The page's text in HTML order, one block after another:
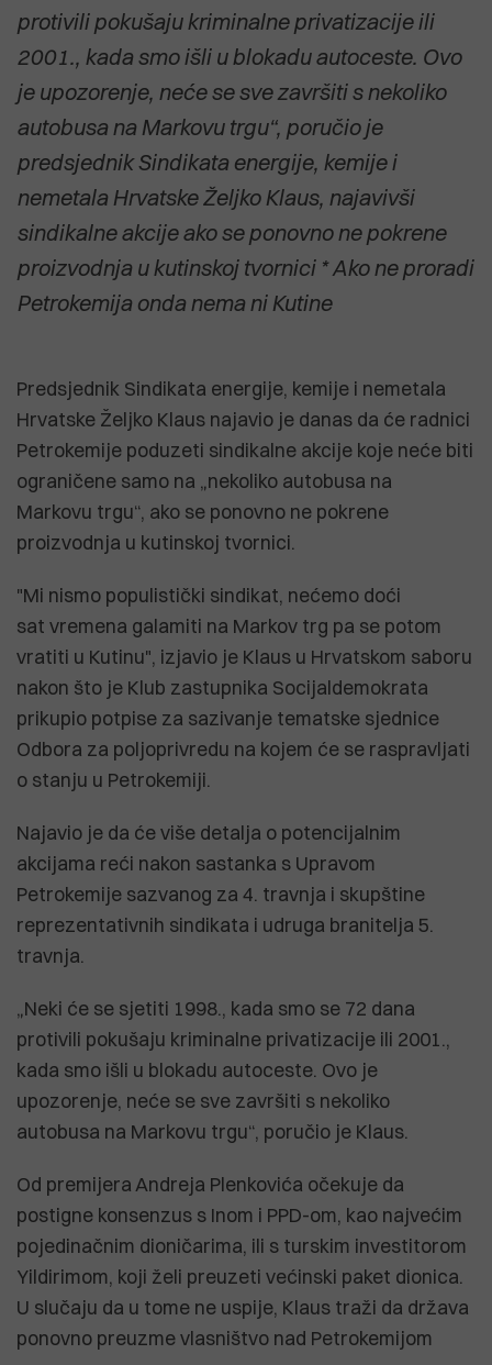
protivili pokušaju kriminalne privatizacije ili
2001., kada smo išli u blokadu autoceste. Ovo
je upozorenje, neće se sve završiti s nekoliko
autobusa na Markovu trgu“, poručio je
predsjednik Sindikata energije, kemije i
nemetala Hrvatske Željko Klaus, najavivši
sindikalne akcije ako se ponovno ne pokrene
proizvodnja u kutinskoj tvornici * Ako ne proradi
Petrokemija onda nema ni Kutine
Predsjednik Sindikata energije, kemije i nemetala
Hrvatske Željko Klaus najavio je danas da će radnici
Petrokemije poduzeti sindikalne akcije koje neće biti
ograničene samo na „nekoliko autobusa na
Markovu trgu“, ako se ponovno ne pokrene
proizvodnja u kutinskoj tvornici.
"Mi nismo populistički sindikat, nećemo doći
sat vremena galamiti na Markov trg pa se potom
vratiti u Kutinu", izjavio je Klaus u Hrvatskom saboru
nakon što je Klub zastupnika Socijaldemokrata
prikupio potpise za sazivanje tematske sjednice
Odbora za poljoprivredu na kojem će se raspravljati
o stanju u Petrokemiji.
Najavio je da će više detalja o potencijalnim
akcijama reći nakon sastanka s Upravom
Petrokemije sazvanog za 4. travnja i skupštine
reprezentativnih sindikata i udruga branitelja 5.
travnja.
„Neki će se sjetiti 1998., kada smo se 72 dana
protivili pokušaju kriminalne privatizacije ili 2001.,
kada smo išli u blokadu autoceste. Ovo je
upozorenje, neće se sve završiti s nekoliko
autobusa na Markovu trgu“, poručio je Klaus.
Od premijera Andreja Plenkovića očekuje da
postigne konsenzus s Inom i PPD-om, kao najvećim
pojedinačnim dioničarima, ili s turskim investitorom
Yildirimom, koji želi preuzeti većinski paket dionica.
U slučaju da u tome ne uspije, Klaus traži da država
ponovno preuzme vlasništvo nad Petrokemijom